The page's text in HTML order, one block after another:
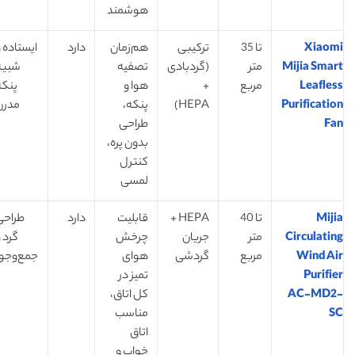
هوشمند
Xiaomi
Mijia Smart
Leafless
Purification
Fan
تا 35
متر
مربع
ترکیبی
(گردبادی
+
HEPA)
هم‌زمان
تصفیه
هوا و
پنکه،
طراحی
بدون پره،
کنترل
لمسی
دارد
Mijia
Circulating
Wind Air
Purifier
AC-MD2-
SC
تا 40
متر
مربع
HEPA +
جریان
گردشی
قابلیت
چرخش
هوای
تمیز در
کل اتاق،
مناسب
اتاق
دارد